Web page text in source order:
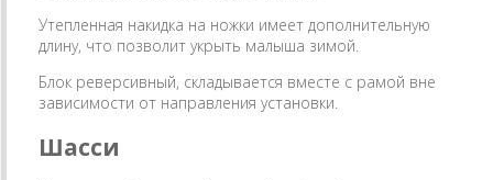
Утепленная накидка на ножки имеет дополнительную
длину, что позволит укрыть малыша зимой.
Блок реверсивный, складывается вместе с рамой вне
зависимости от направления установки.
Шасси